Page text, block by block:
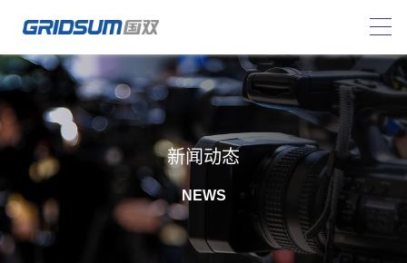
新闻动态
NEWS